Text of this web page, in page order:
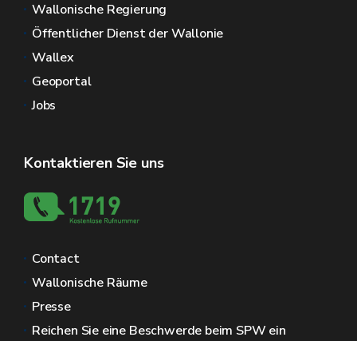
Wallonische Regierung
Öffentlicher Dienst der Wallonie
Wallex
Geoportal
Jobs
Kontaktieren Sie uns
Contact
Wallonische Räume
Presse
Reichen Sie eine Beschwerde beim SPW ein